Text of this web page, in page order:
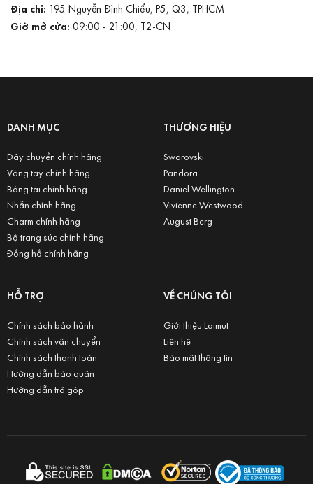
Địa chỉ: 195 Nguyễn Đình Chiểu, P5, Q3, TPHCM
Giờ mở cửa: 09:00 - 21:00, T2-CN
DANH MỤC
Dây chuyền chính hãng
Vòng tay chính hãng
Bông tai chính hãng
Nhẫn chính hãng
Charm chính hãng
Bộ trang sức chính hãng
Đồng hồ chính hãng
THƯƠNG HIỆU
Swarovski
Pandora
Daniel Wellington
Vivienne Westwood
August Berg
HỖ TRỢ
Chính sách bảo hành
Chính sách vận chuyển
Chính sách thanh toán
Hướng dẫn bảo quản
Hướng dẫn trả góp
VỀ CHÚNG TÔI
Giới thiệu Laimut
Liên hệ
Bảo mật thông tin